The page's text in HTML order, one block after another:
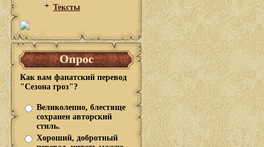
Тексты
Опрос
Как вам фанатский перевод
"Сезона гроз"?
Великолепно, блестяще
сохранен авторский
стиль.
Хороший, добротный